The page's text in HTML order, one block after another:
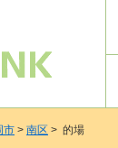
市 > 南区 > 的場